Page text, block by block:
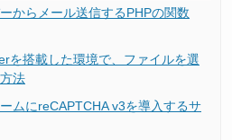
からメール送信するPHPの関数
を搭載した環境で、ファイルを選
法
ムにreCAPTCHA v3を導入するサ